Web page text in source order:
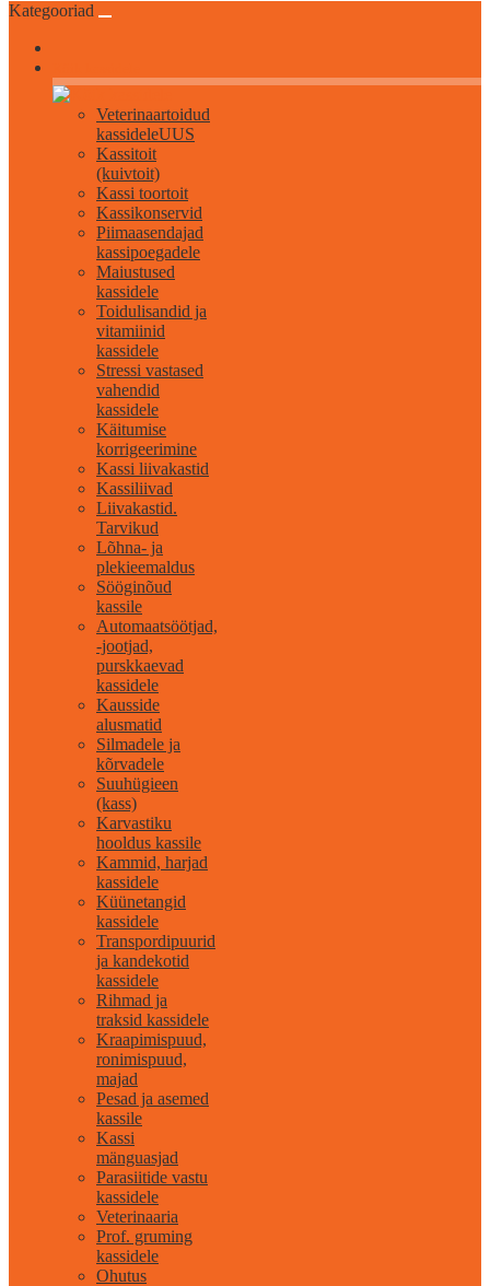
Kategooriad
Veterinaartoidud
kassideleUUS
Kassitoit
(kuivtoit)
Kassi toortoit
Kassikonservid
Piimaasendajad
kassipoegadele
Maiustused
kassidele
Toidulisandid ja
vitamiinid
kassidele
Stressi vastased
vahendid
kassidele
Käitumise
korrigeerimine
Kassi liivakastid
Kassiliivad
Liivakastid.
Tarvikud
Lõhna- ja
plekieemaldus
Sööginõud
kassile
Automaatsöötjad,
-jootjad,
purskkaevad
kassidele
Kausside
alusmatid
Silmadele ja
kõrvadele
Suuhügieen
(kass)
Karvastiku
hooldus kassile
Kammid, harjad
kassidele
Küünetangid
kassidele
Transpordipuurid
ja kandekotid
kassidele
Rihmad ja
traksid kassidele
Kraapimispuud,
ronimispuud,
majad
Pesad ja asemed
kassile
Kassi
mänguasjad
Parasiitide vastu
kassidele
Veterinaaria
Prof. gruming
kassidele
Ohutus